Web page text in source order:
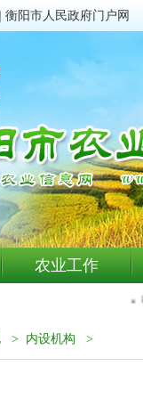
衡阳市人民政府门户网
农业工作
> 内设机构 >